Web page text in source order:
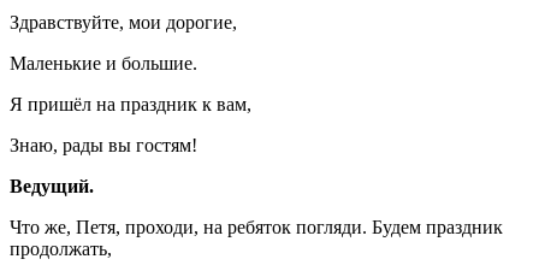
Здравствуйте, мои дорогие,
Маленькие и большие.
Я пришёл на праздник к вам,
Знаю, рады вы гостям!
Ведущий.
Что же, Петя, проходи, на ребяток погляди. Будем праздник
продолжать,